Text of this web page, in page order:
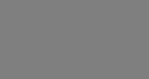
zu können.